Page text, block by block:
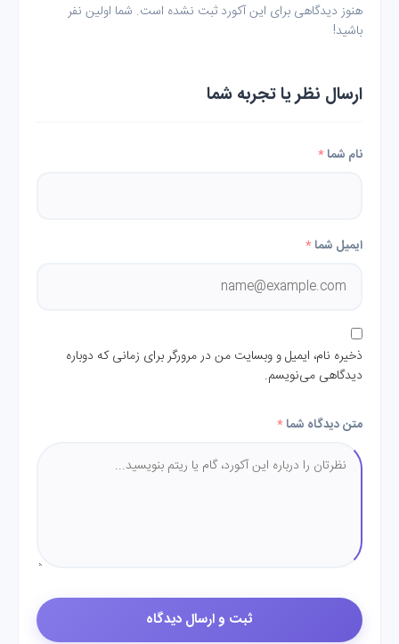
هنوز دیدگاهی برای این آکورد ثبت نشده است. شما اولین نفر
باشید!
ارسال نظر یا تجربه شما
نام شما*
ایمیل شما*
ذخیره نام، ایمیل و وبسایت من در مرورگر برای زمانی که دوباره
دیدگاهی می‌نویسم.
متن دیدگاه شما*